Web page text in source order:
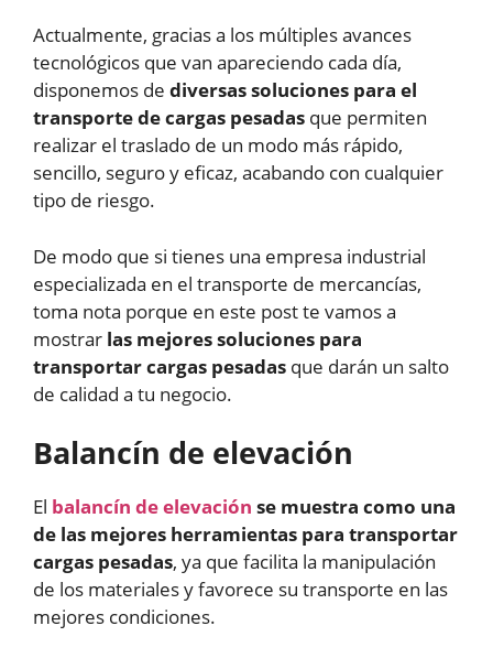
Actualmente, gracias a los múltiples avances
tecnológicos que van apareciendo cada día,
disponemos de diversas soluciones para el
transporte de cargas pesadas que permiten
realizar el traslado de un modo más rápido,
sencillo, seguro y eficaz, acabando con cualquier
tipo de riesgo.
De modo que si tienes una empresa industrial
especializada en el transporte de mercancías,
toma nota porque en este post te vamos a
mostrar las mejores soluciones para
transportar cargas pesadas que darán un salto
de calidad a tu negocio.
Balancín de elevación
El balancín de elevación se muestra como una
de las mejores herramientas para transportar
cargas pesadas, ya que facilita la manipulación
de los materiales y favorece su transporte en las
mejores condiciones.